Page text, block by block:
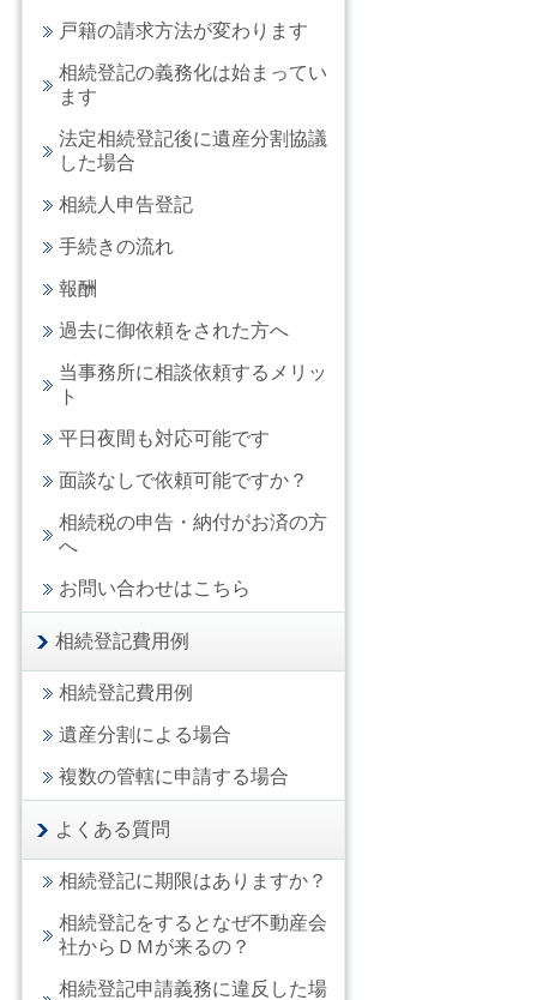
戸籍の請求方法が変わります
相続登記の義務化は始まってい
ます
法定相続登記後に遺産分割協議
した場合
相続人申告登記
手続きの流れ
報酬
過去に御依頼をされた方へ
当事務所に相談依頼するメリッ
ト
平日夜間も対応可能です
面談なしで依頼可能ですか？
相続税の申告・納付がお済の方
へ
お問い合わせはこちら
相続登記費用例
相続登記費用例
遺産分割による場合
複数の管轄に申請する場合
よくある質問
相続登記に期限はありますか？
相続登記をするとなぜ不動産会
社からＤＭが来るの？
相続登記申請義務に違反した場